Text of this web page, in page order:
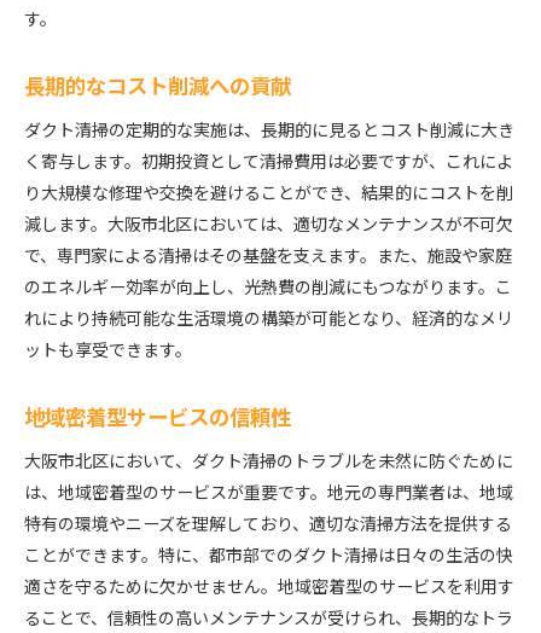
す。
長期的なコスト削減への貢献
ダクト清掃の定期的な実施は、長期的に見るとコスト削減に大き
く寄与します。初期投資として清掃費用は必要ですが、これによ
り大規模な修理や交換を避けることができ、結果的にコストを削
減します。大阪市北区においては、適切なメンテナンスが不可欠
で、専門家による清掃はその基盤を支えます。また、施設や家庭
のエネルギー効率が向上し、光熱費の削減にもつながります。こ
れにより持続可能な生活環境の構築が可能となり、経済的なメリ
ットも享受できます。
地域密着型サービスの信頼性
大阪市北区において、ダクト清掃のトラブルを未然に防ぐために
は、地域密着型のサービスが重要です。地元の専門業者は、地域
特有の環境やニーズを理解しており、適切な清掃方法を提供する
ことができます。特に、都市部でのダクト清掃は日々の生活の快
適さを守るために欠かせません。地域密着型のサービスを利用す
ることで、信頼性の高いメンテナンスが受けられ、長期的なトラ